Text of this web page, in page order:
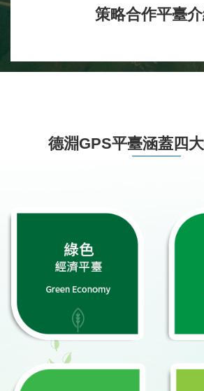
策略合作平臺
德淵GPS平臺涵蓋四